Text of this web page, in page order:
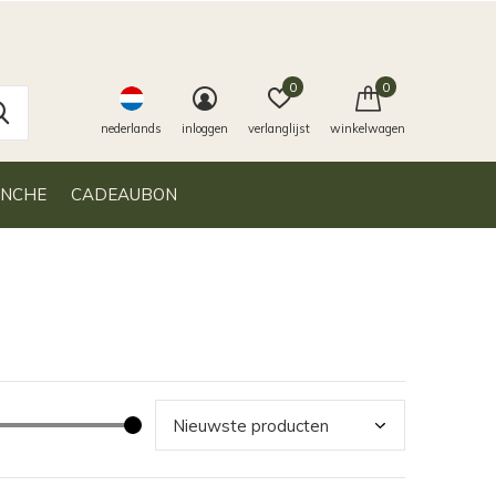
CADEAUBON
nederlands inloggen verlanglijst
0
winkelwagen
0